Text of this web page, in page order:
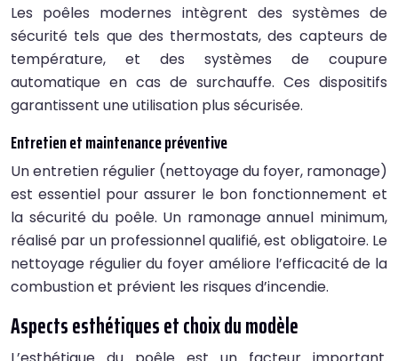
Les poêles modernes intègrent des systèmes de
sécurité tels que des thermostats, des capteurs de
température, et des systèmes de coupure
automatique en cas de surchauffe. Ces dispositifs
garantissent une utilisation plus sécurisée.
Entretien et maintenance préventive
Un entretien régulier (nettoyage du foyer, ramonage)
est essentiel pour assurer le bon fonctionnement et
la sécurité du poêle. Un ramonage annuel minimum,
réalisé par un professionnel qualifié, est obligatoire. Le
nettoyage régulier du foyer améliore l’efficacité de la
combustion et prévient les risques d’incendie.
Aspects esthétiques et choix du modèle